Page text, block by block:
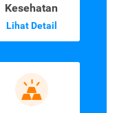
Kesehatan
Lihat Detail